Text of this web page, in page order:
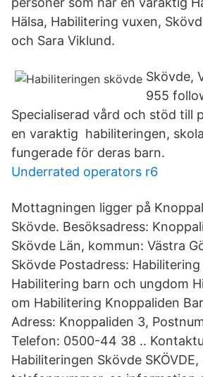
Hälsa, Habilitering vuxen,
och Sara Viklund.
Skövde,
955
Specialiserad vård och stöd till
en varaktig habiliteringen,
fungerade för deras barn.
Underrated operators r6
Mottagningen ligger på
Skövde. Besöksadress:
Skövde Län, kommun: Västra
Skövde Postadress: Habilitering
Habilitering barn och ungdom
om Habilitering Knoppaliden
Adress: Knoppaliden 3,
Telefon: 0500-44 38 ..
Habiliteringen Skövde SKÖVDE,